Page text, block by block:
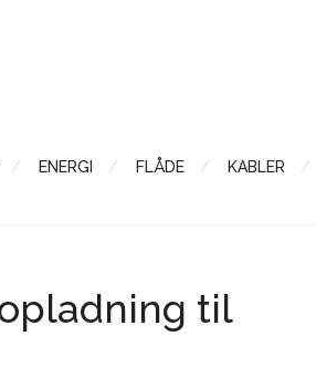
ENERGI FLÅDE KABLER
til